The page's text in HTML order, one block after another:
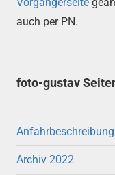
auch per PN.
foto-gustav
Anfahrbeschreibung
Archiv 2022